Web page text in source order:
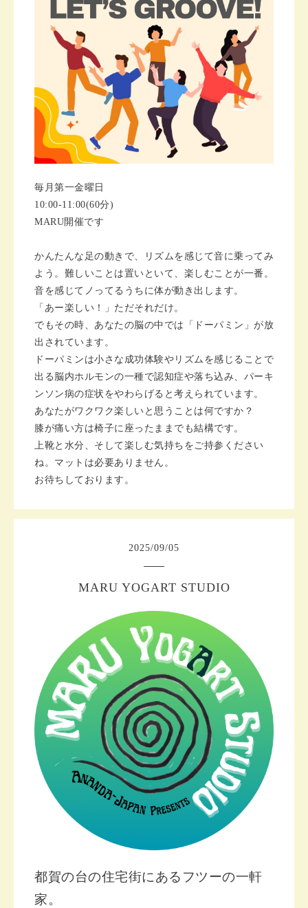
毎月第一金曜日
10:00-11:00(60分)
MARU開催です
かんたんな足の動きで、リズムを感じて音に乗ってみ
よう。難しいことは置いといて、楽しむことが一番。
音を感じてノってるうちに体が動き出します。
「あー楽しい！」ただそれだけ。
でもその時、あなたの脳の中では「ドーパミン」が放
出されています。
ドーパミンは小さな成功体験やリズムを感じることで
出る脳内ホルモンの一種で認知症や落ち込み、パーキ
ンソン病の症状をやわらげると考えられています。
あなたがワクワク楽しいと思うことは何ですか？
膝が痛い方は椅子に座ったままでも結構です。
上靴と水分、そして楽しむ気持ちをご持参ください
ね。 マットは必要ありません。
お待ちしております。
2025/09/05
MARU YOGART STUDIO
都賀の台の住宅街にあるフツーの一軒
家。